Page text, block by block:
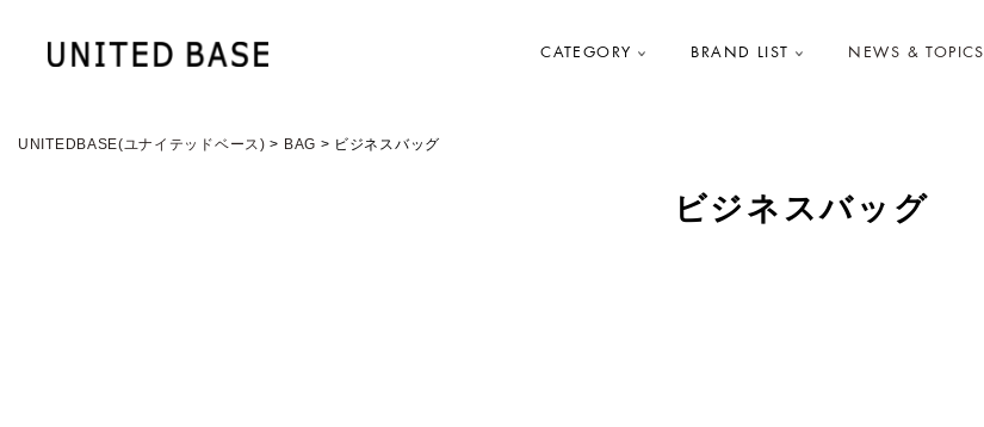
CATEGORY BRAND LIST NEWS & TOPICS
UNITEDBASE(ユナイテッドベース) BAG ビジネスバッグ
ビジネスバッグ